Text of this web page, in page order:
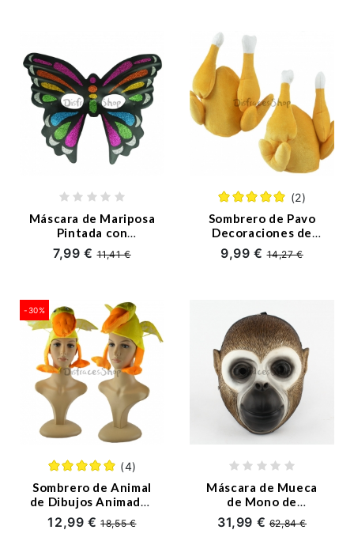
Máscara de Mariposa
Pintada con
Decoraciones de
Halloween
7,99 €11,41 €
(2)
Sombrero de Pavo
Decoraciones de
Navidad
9,99 €14,27 €
-30%
(4)
Sombrero de Animal
de Dibujos Animados
de Decoraciones de
Halloween
12,99 €18,55 €
Máscara de Mueca
de Mono de
Decoraciones de
Halloween
31,99 €62,84 €